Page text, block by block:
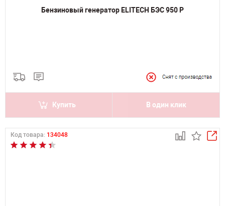
Бензиновый генератор ELITECH БЭС 950 Р
Купить В один клик
Код товара: 134048